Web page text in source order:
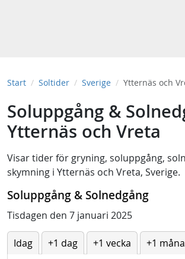
Start Soltider Sverige Ytternäs och
Soluppgång &
Ytternäs och Vreta
Visar tider för gryning, soluppgång,
skymning i Ytternäs och Vreta, Sverige.
Soluppgång & Solnedgång
Tisdagen den 7 januari 2025
Idag +1 dag +1 vecka
+1